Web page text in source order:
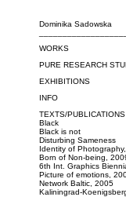
Dominika Sadowska
WORKS
PURE RESEARCH
EXHIBITIONS
INFO
TEXTS/PUBLICATIONS
Black
Black is not
Disturbing Sameness
Identity of
Born of Non-being,
6th Int. Graphics
Picture of emotions,
Network Baltic, 2005
Kaliningrad-